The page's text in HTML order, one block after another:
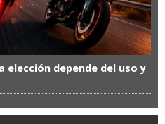
elección depende del uso y